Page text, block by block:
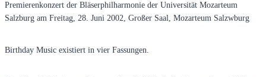
Premierenkonzert der Bläserphilharmonie der Universität Mozarteum
Salzburg am Freitag, 28. Juni 2002, Großer Saal, Mozarteum Salzwburg
Birthday Music existiert in vier Fassungen.